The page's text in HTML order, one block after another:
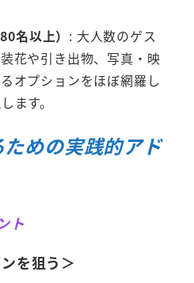
名以上） : 大人数のゲス
花や引き出物、写真・映
オプションをほぼ網羅し
ます。
めの実践的アド
ト
を狙う＞